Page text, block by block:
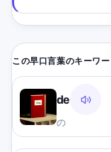
この早口言葉のキーワー
de
の